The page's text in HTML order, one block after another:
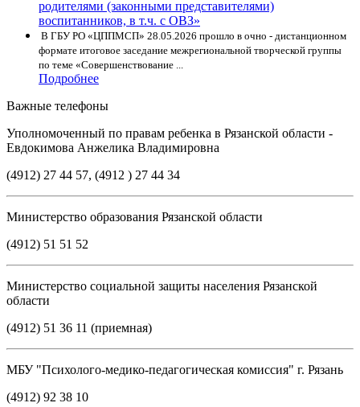
В ГБУ РО «ЦППМСП» 28.05.2026 прошло в очно - дистанционном
формате итоговое заседание межрегиональной творческой группы
по теме «Совершенствование ...
Подробнее
Важные телефоны
Уполномоченный по правам ребенка в Рязанской области -
Евдокимова Анжелика Владимировна
(4912) 27 44 57, (4912 ) 27 44 34
Министерство образования Рязанской области
(4912) 51 51 52
Министерство социальной защиты населения Рязанской
области
(4912) 51 36 11 (приемная)
МБУ "Психолого-медико-педагогическая комиссия" г. Рязань
(4912) 92 38 10